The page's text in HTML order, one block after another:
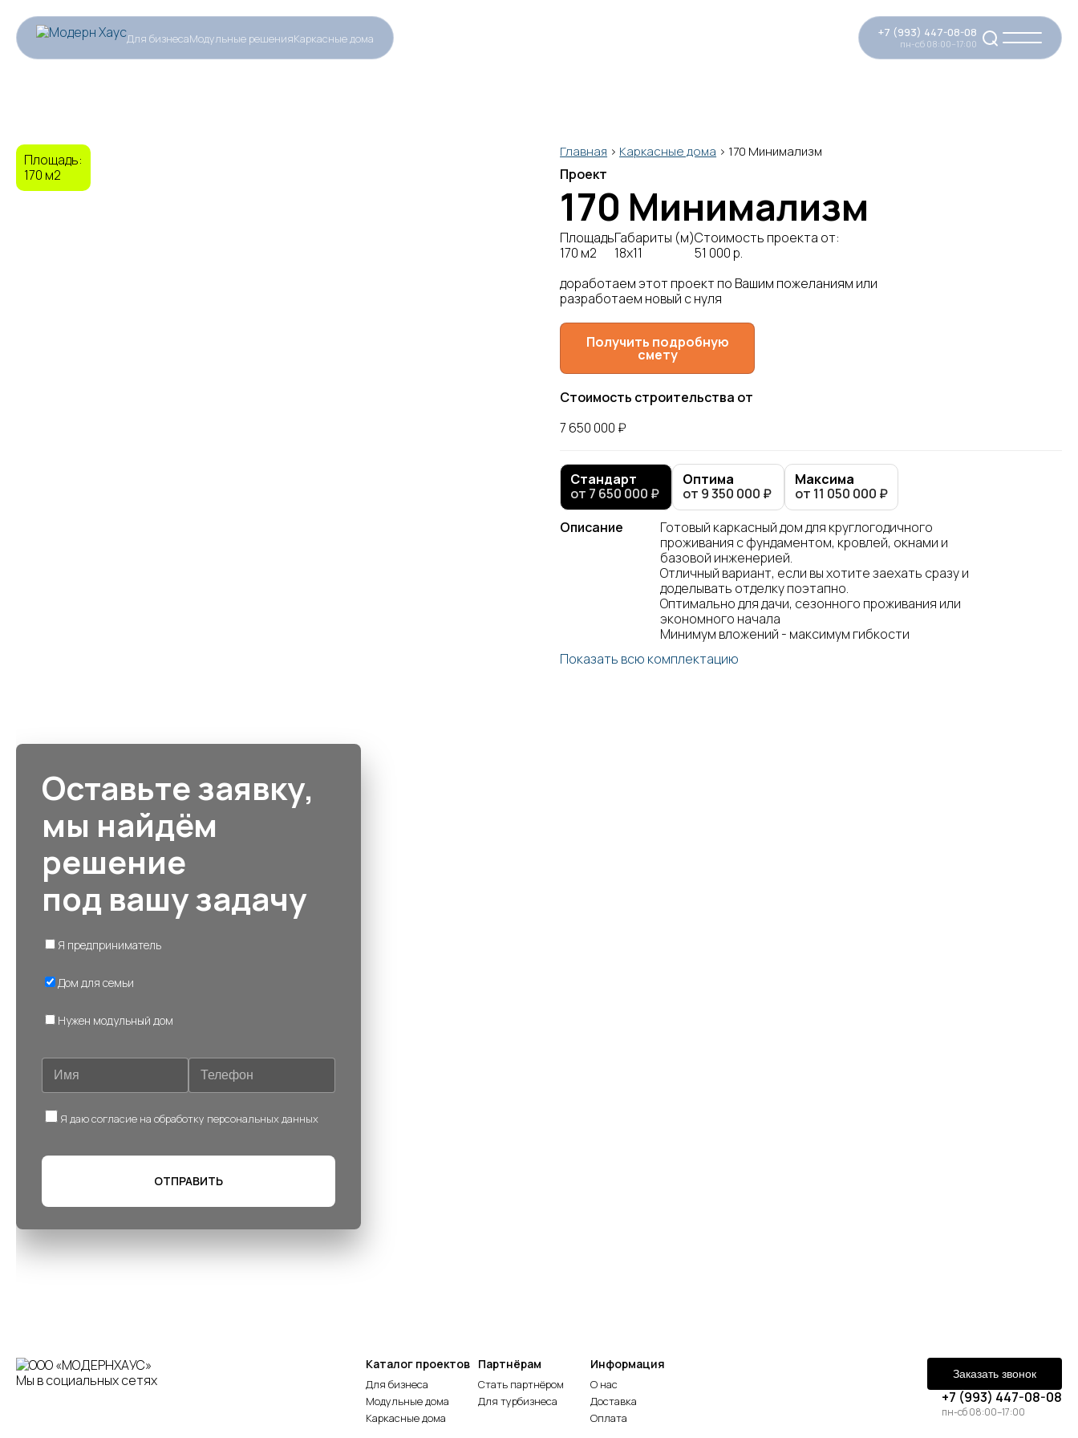
Для бизнесаМодульные решенияКаркасные дома +7 (993) 447-08-08
пн-сб 08:00–17:00
Площадь:
170 м2
Главная > Каркасные дома > 170 Минимализм
Проект
170 Минимализм
Площадь
170 м2
Габариты (м)
18х11
Стоимость проекта от:
51 000 р.
доработаем этот проект по Вашим пожеланиям или
разработаем новый с нуля
Получить подробную
смету
Стоимость строительства от
7 650 000 ₽
Стандарт
от 7 650 000 ₽
Оптима
от 9 350 000 ₽
Максима
от 11 050 000 ₽
Описание
Готовый каркасный дом для круглогодичного
проживания с фундаментом, кровлей, окнами и
базовой инженерией.
Отличный вариант, если вы хотите заехать сразу и
доделывать отделку поэтапно.
Оптимально для дачи, сезонного проживания или
экономного начала
Минимум вложений - максимум гибкости
Показать всю комплектацию
Оставьте заявку,
мы найдём
решение
под вашу задачу
Я предприниматель
Дом для семьи
Нужен модульный дом
Я даю согласие на обработку персональных данных
Мы в социальных сетях
Каталог проектов
Для бизнеса
Модульные дома
Каркасные дома
Партнёрам
Стать партнёром
Для турбизнеса
Информация
О нас
Доставка
Оплата
Заказать звонок
+7 (993) 447-08-08
пн-сб 08:00–17:00